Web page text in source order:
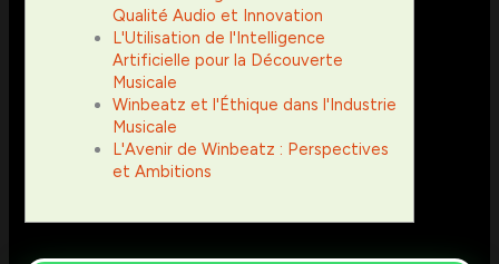
Qualité Audio et Innovation
L'Utilisation de l'Intelligence
Artificielle pour la Découverte
Musicale
Winbeatz et l'Éthique dans l'Industrie
Musicale
L'Avenir de Winbeatz : Perspectives
et Ambitions